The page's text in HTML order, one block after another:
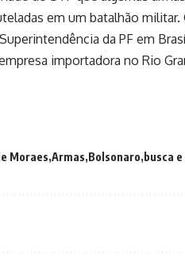
em um batalhão
da PF em
importadora no Rio
Moraes Armas Bolsonaro busca